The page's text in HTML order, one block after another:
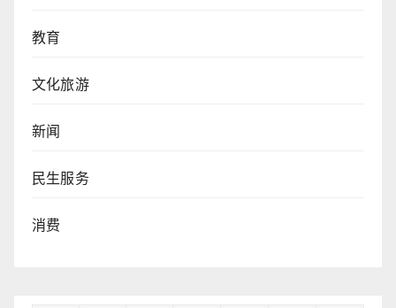
教育
文化旅游
新闻
民生服务
消费